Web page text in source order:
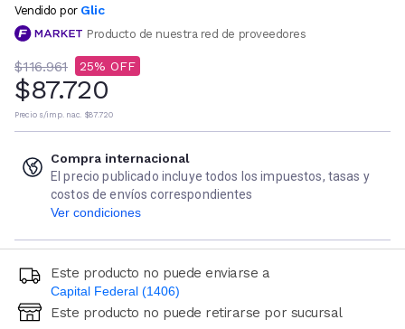
Vendido por Glic
Producto de nuestra red de proveedores
$116.961 25
$87.720
Precio s/imp. nac. $87.720
Compra internacional
El precio publicado incluye todos los impuestos, tasas y
costos de envíos correspondientes
Ver condiciones
Este producto no puede enviarse a
Capital Federal (1406)
Ingresá código postal (sólo números)
Este producto no puede retirarse por sucursal